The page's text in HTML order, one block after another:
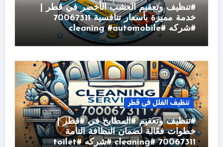
#تنظيف وتعقيم العشب الأخضر في قطر |
خدمة مميزة بأسعار تنافسية 70067311
#شركه #cleaning #automobile
تنظيف الفلل فى قطر
#تنظيف وتعقيم #المطابخ في #قطر |
خطوات فعّالة لضمان النظافة التامة
70067311 #cleaning #شركه #toilet